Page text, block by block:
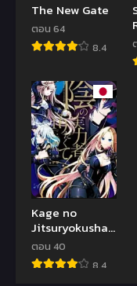
The New Gate
ตอน 64
8.4
Kage no
Jitsuryokusha
ni Naritakute!
อยากเป็นพลังใน
เงามืด
ตอน 40
8.4